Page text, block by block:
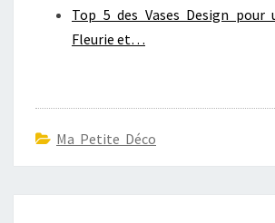
Top 5 des Vases Design pour
Fleurie et…
Ma Petite Déco